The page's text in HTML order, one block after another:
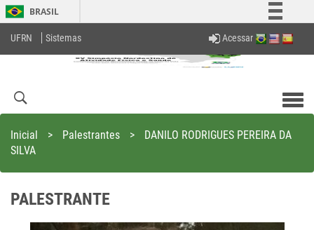
BRASIL
Simplifique!
Comunica BR
Canais
UFRN Sistemas Acessar
Inicial > Palestrantes >
DANILO RODRIGUES PEREIRA DA
SILVA
PALESTRANTE